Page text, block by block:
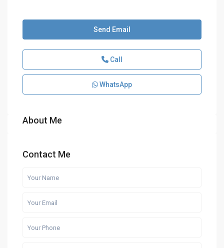
Send Email
Call
WhatsApp
About Me
Contact Me